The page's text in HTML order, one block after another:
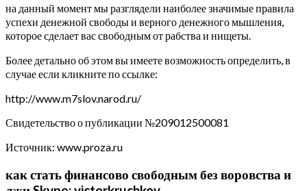
на данный момент мы разглядели наиболее значимые правила
успехи денежной свободы и верного денежного мышления,
которое сделает вас свободным от рабства и нищеты.
Более детально об этом вы имеете возможность определить, в
случае если кликните по ссылке:
http://www.m7slov.narod.ru/
Свидетельство о публикации №209012500081
Источник: www.proza.ru
как стать финансово свободным без воровства и